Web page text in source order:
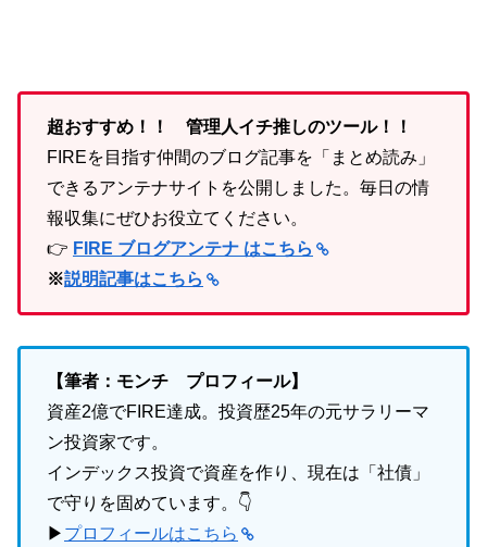
超おすすめ！！ 管理人イチ推しのツール！！
FIREを目指す仲間のブログ記事を「まとめ読み」
できるアンテナサイトを公開しました。毎日の情
報収集にぜひお役立てください。
👉 FIRE ブログアンテナ はこちら
※説明記事はこちら
【筆者：モンチ プロフィール】
資産2億でFIRE達成。投資歴25年の元サラリーマ
ン投資家です。
インデックス投資で資産を作り、現在は「社債」
で守りを固めています。👇
▶ プロフィールはこちら